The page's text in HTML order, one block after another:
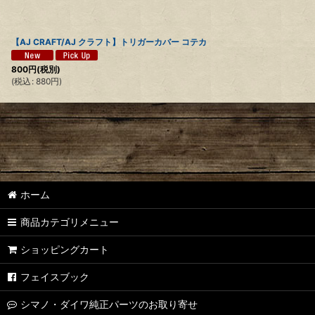
【AJ CRAFT/AJ クラフト】トリガーカバー コテカ
800円(税別)
(税込 : 880円)
ホーム
商品カテゴリメニュー
ショッピングカート
フェイスブック
シマノ・ダイワ純正パーツのお取り寄せ